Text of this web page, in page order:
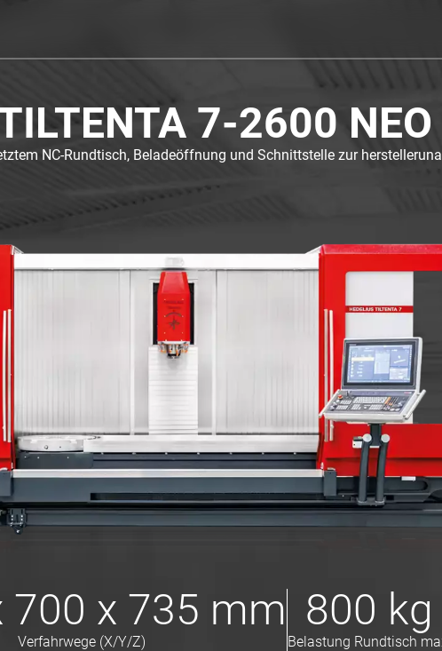
7-2600 NEO
NC-Rundtisch, Beladeöffnung und Schnittstelle zur
700 x 735 mm
Verfahrwege (X/Y/Z)
800 kg
Belastung Rundtisch